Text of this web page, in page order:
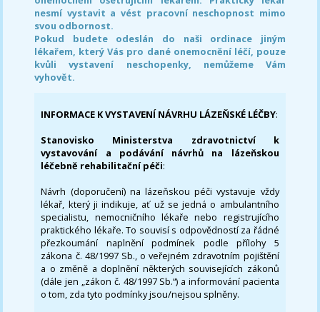
nesmí vystavit a vést pracovní neschopnost mimo
svou odbornost.
Pokud budete odeslán do naši ordinace jiným
lékařem, který Vás pro dané onemocnění léčí, pouze
kvůli vystavení neschopenky, nemůžeme Vám
vyhovět.
INFORMACE K VYSTAVENÍ NÁVRHU LÁZEŇSKÉ LÉČBY:
Stanovisko Ministerstva zdravotnictví k
vystavování a podávání návrhů na lázeňskou
léčebně rehabilitační péči:
Návrh (doporučení) na lázeňskou péči vystavuje vždy
lékař, který ji indikuje, ať už se jedná o ambulantního
specialistu, nemocničního lékaře nebo registrujícího
praktického lékaře. To souvisí s odpovědností za řádné
přezkoumání naplnění podmínek podle přílohy 5
zákona č. 48/1997 Sb., o veřejném zdravotním pojištění
a o změně a doplnění některých souvisejících zákonů
(dále jen „zákon č. 48/1997 Sb.“) a informování pacienta
o tom, zda tyto podmínky jsou/nejsou splněny.